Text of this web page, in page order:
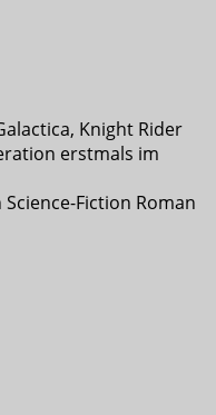
Knight Rider
erstmals im
Fiction Roman